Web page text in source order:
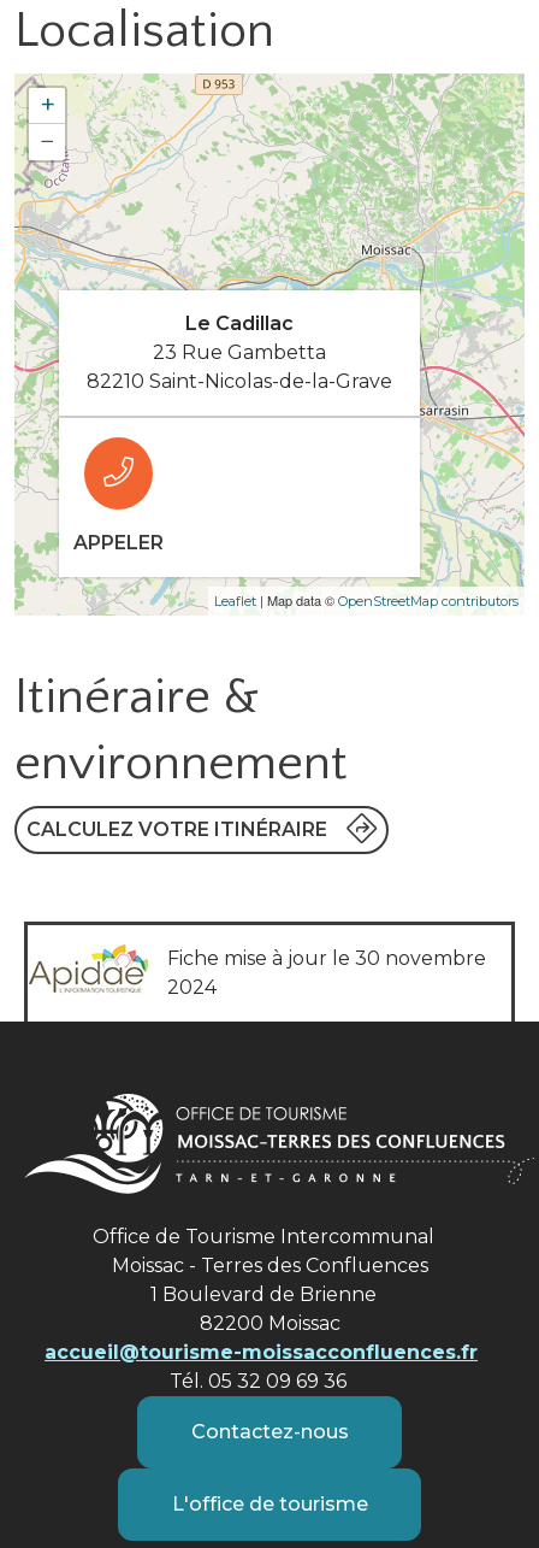
Localisation
+
−
Leaflet | Map data © OpenStreetMap contributors
Le Cadillac
23 Rue Gambetta
82210 Saint-Nicolas-de-la-Grave
APPELER
Itinéraire &
environnement
CALCULEZ VOTRE ITINÉRAIRE
Fiche mise à jour le 30 novembre
2024
Office de Tourisme Intercommunal
Moissac - Terres des Confluences
1 Boulevard de Brienne
82200 Moissac
accueil@tourisme-moissacconfluences.fr
Tél. 05 32 09 69 36
Contactez-nous
L'office de tourisme